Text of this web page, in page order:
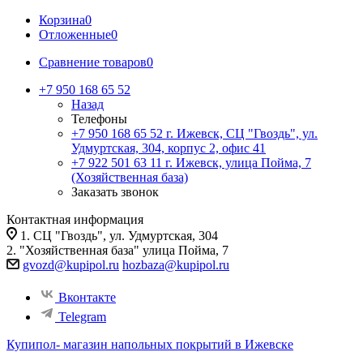
Корзина0
Отложенные0
Сравнение товаров0
+7 950 168 65 52
Назад
Телефоны
+7 950 168 65 52 г. Ижевск, СЦ "Гвоздь", ул.
Удмуртская, 304, корпус 2, офис 41
+7 922 501 63 11 г. Ижевск, улица Пойма, 7
(Хозяйственная база)
Заказать звонок
Контактная информация
1. СЦ "Гвоздь", ул. Удмуртская, 304
2. "Хозяйственная база" улица Пойма, 7
gvozd@kupipol.ru hozbaza@kupipol.ru
Вконтакте
Telegram
Купипол- магазин напольных покрытий в Ижевске